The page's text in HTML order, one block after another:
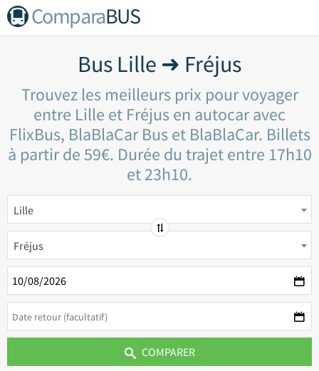
ComparaBUS
Bus Lille ➜ Fréjus
Trouvez les meilleurs prix pour voyager
entre Lille et Fréjus en autocar avec
FlixBus, BlaBlaCar Bus et BlaBlaCar. Billets
à partir de 59€. Durée du trajet entre 17h10
et 23h10.
Lille
Fréjus
COMPARER